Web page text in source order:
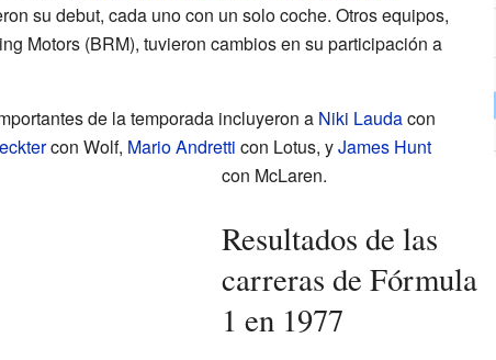
su debut, cada uno con un solo coche. Otros equipos,
Motors (BRM), tuvieron cambios en su participación a
de la temporada incluyeron a Niki Laudacon
con Wolf, Mario Andretti con Lotus, yJames Hunt
con McLaren.
Resultados de las
carreras de Fórmula
1 en 1977